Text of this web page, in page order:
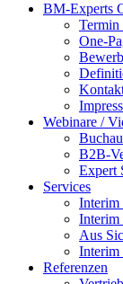
BM-Experts
Termin
One-
Webinare /
B2B-
Expert
Services
Interim
Interim
Aus
Interim
Referenzen